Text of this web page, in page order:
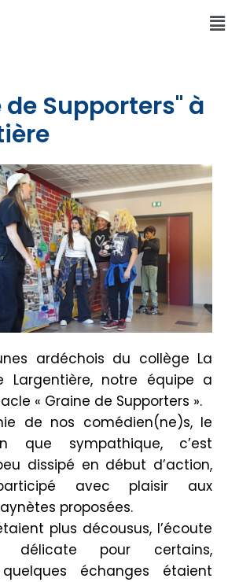
de Supporters" à
ardéchois du collège La
Largentière, notre équipe a
« Graine de Supporters ».
de nos comédien(ne)s, le
que sympathique, c’est
dissipé en début d’action,
avec plaisir aux
proposées.
plus décousus, l’écoute
pour certains,
échanges étaient